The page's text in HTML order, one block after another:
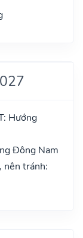
Hướng
Đông Nam
nên tránh: